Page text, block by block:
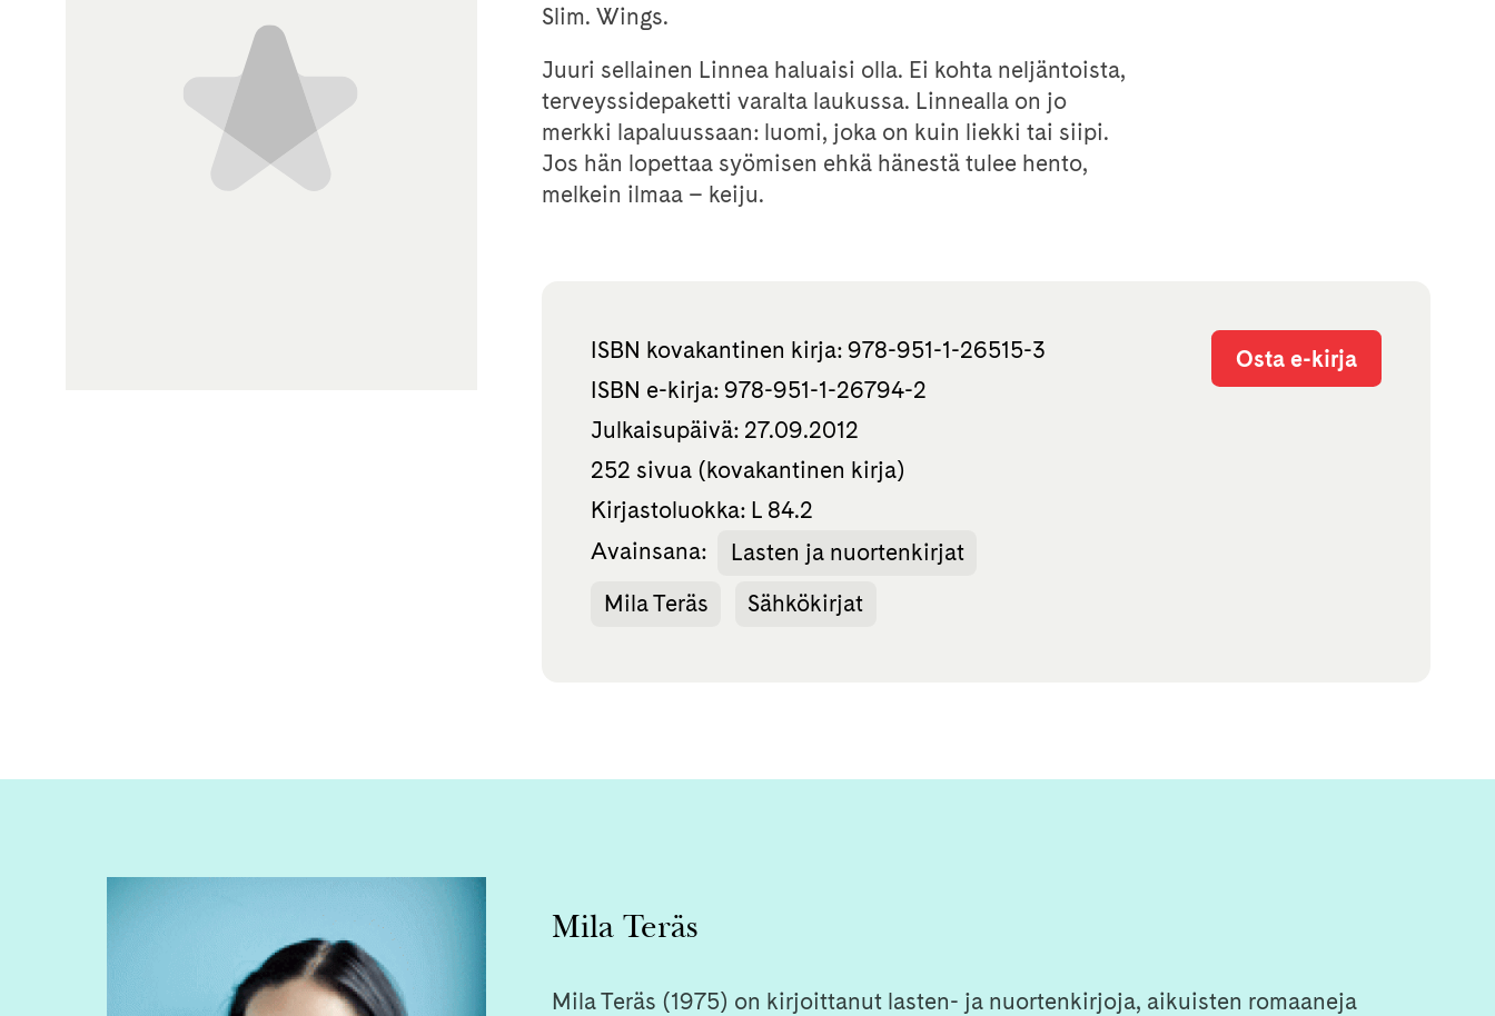
Slim. Wings.
Juuri sellainen Linnea haluaisi olla. Ei kohta neljäntoista,
terveyssidepaketti varalta laukussa. Linnealla on jo
merkki lapaluussaan: luomi, joka on kuin liekki tai siipi.
Jos hän lopettaa syömisen ehkä hänestä tulee hento,
melkein ilmaa – keiju.
ISBN kovakantinen kirja: 978-951-1-26515-3
ISBN e-kirja: 978-951-1-26794-2
Julkaisupäivä: 27.09.2012
252 sivua (kovakantinen kirja)
Kirjastoluokka: L 84.2
Avainsana:
Lasten ja nuortenkirjat
Mila Teräs
Sähkökirjat
Osta e-kirja
Mila Teräs
Mila Teräs (1975) on kirjoittanut lasten- ja nuortenkirjoja, aikuisten romaaneja